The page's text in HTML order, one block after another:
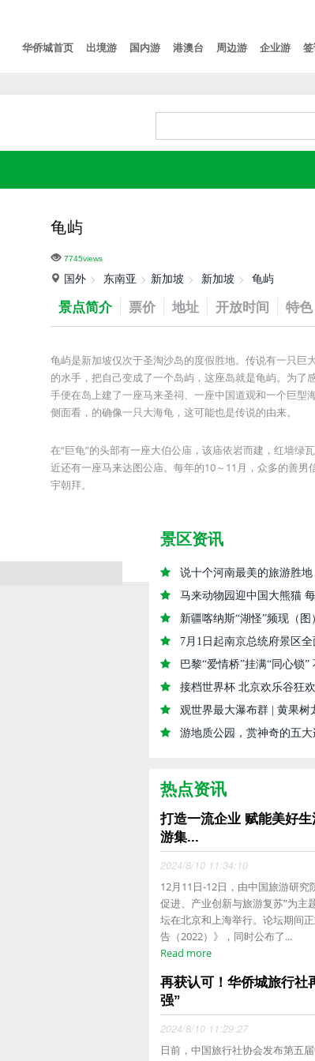
华侨城首页 出境游 国内游 港澳台 周边游 企业游
龟屿
7745views
国外 东南亚 新加坡 新加坡 龟屿
景点简介 票价 地址 开放时间 特色
龟屿是新加坡仅次于圣淘沙岛的度假胜地。传说有一只巨
的水手，把自己变成了一个岛屿，这座岛就是龟屿。为了
手便在岛上建了一座马来圣祠、一座中国道观和一个巨型
侧面看，的确像一只大海龟，这可能也是传说的由来。
在“巨龟”的头部有一座大伯公庙，该庙依岩而建，红墙绿
近还有一座马来达图公庙。每年的10～11月，众多的善男
宇朝拜。
景区资讯
说十个河南最美的旅游胜地
马来动物园迎中国大熊猫
新疆喀纳斯“湖怪”频现（图
7月1日起南京总统府景区全
巴黎“爱情桥”挂满“同心锁”
接档世界杯 北京欢乐谷狂
观世界最大瀑布群 | 黄果树
游地质公园，赏神奇的五大
热点资讯
打造一流企业 赋能美好
游集...
2024/8/10 11:34:10
12月11日-12日，由中国旅游研
促进、产业创新与旅游复苏”为主
坛在北京和上海举行。论坛期间
告（2022）》，同时公布了...
Read more
再获认可！华侨城旅行社
强”
2024/8/10 11:29:27
日前，中国旅行社协会发布第五